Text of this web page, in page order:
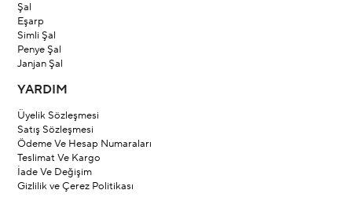
Şal
Eşarp
Simli Şal
Penye Şal
Janjan Şal
YARDIM
Üyelik Sözleşmesi
Satış Sözleşmesi
Ödeme Ve Hesap Numaraları
Teslimat Ve Kargo
İade Ve Değişim
Gizlilik ve Çerez Politikası